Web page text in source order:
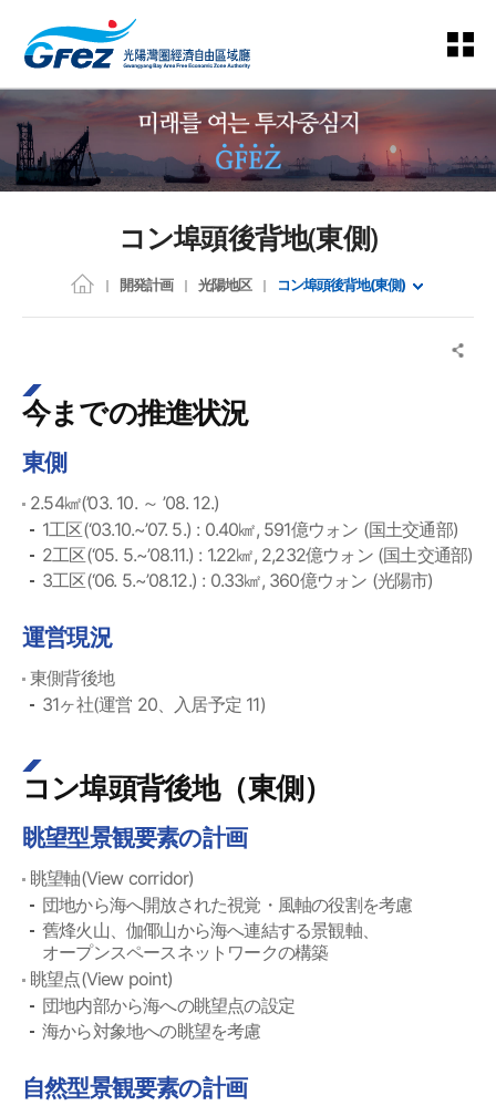
コン埠頭後背地(東側)
開発計画 光陽地区 コン埠頭後背地(東側)
今までの推進状況
東側
2.54㎢(’03. 10. ～ ’08. 12.)
1工区(‘03.10.~’07. 5.) : 0.40㎢, 591億ウォン (国土交通部)
2工区(‘05. 5.~’08.11.) : 1.22㎢, 2,232億ウォン (国土交通部)
3工区(‘06. 5.~’08.12.) : 0.33㎢, 360億ウォン (光陽市)
運営現況
東側背後地
31ヶ社(運営 20、入居予定 11)
コン埠頭背後地（東側）
眺望型景観要素の計画
眺望軸(View corridor)
団地から海へ開放された視覚・風軸の役割を考慮
舊烽火山、伽倻山から海へ連結する景観軸、
オープンスペースネットワークの構築
眺望点(View point)
団地内部から海への眺望点の設定
海から対象地への眺望を考慮
自然型景観要素の計画